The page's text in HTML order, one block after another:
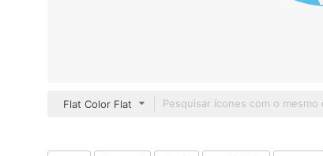
Flat Color Flat